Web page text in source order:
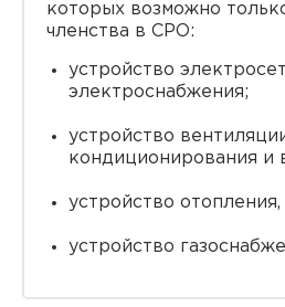
которых возможно
членства в СРО:
устройство
электроснабжения;
устройство
кондиционирования и
устройство
устройство